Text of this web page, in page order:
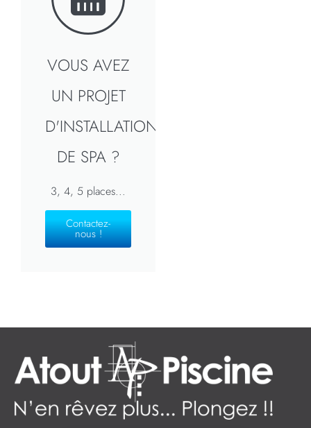
VOUS AVEZ
UN PROJET
D'INSTALLATION
DE SPA ?
3, 4, 5 places...
Contactez-
nous !